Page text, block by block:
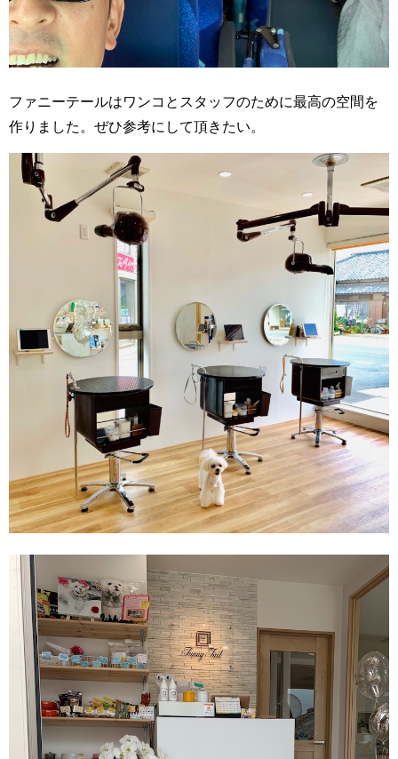
ファニーテールはワンコとスタッフのために最高の空間を
作りました。ぜひ参考にして頂きたい。